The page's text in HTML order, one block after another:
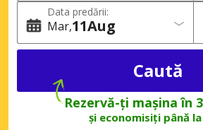
Data predării:
Mar 11Aug
Rezervă-ți mașina în
și economisiți până